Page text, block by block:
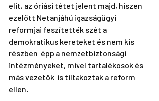
elit, az óriási tétet jelent majd, hiszen
ezelőtt Netanjáhú igazságügyi
reformjai feszítették szét a
demokratikus kereteket és nem kis
részben  épp a nemzetbiztonsági
intézményeket, mivel tartalékosok és
más vezetők  is tiltakoztak a reform
ellen.